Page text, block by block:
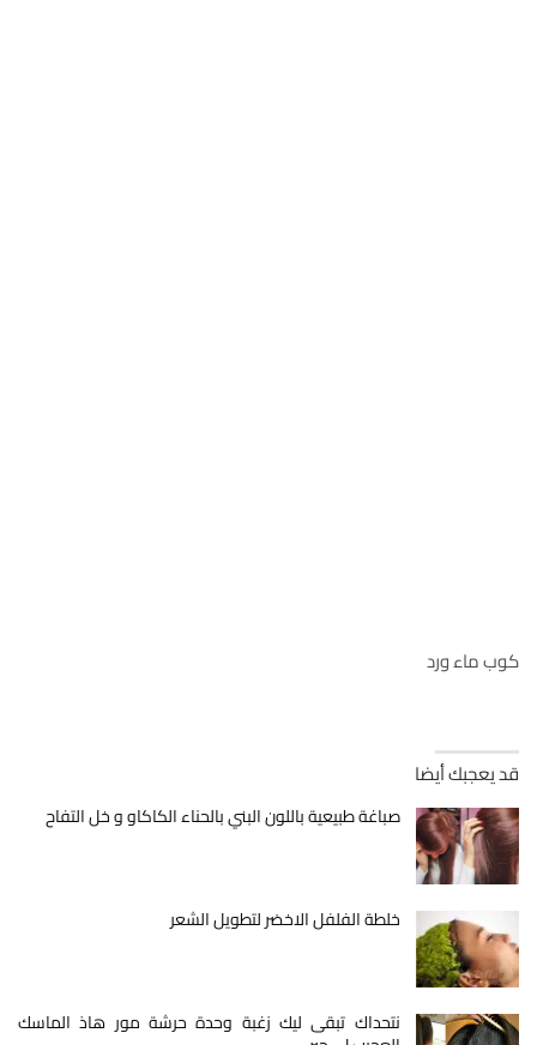
كوب ماء ورد
قد يعجبك أيضا
صباغة طبيعية باللون البني بالحناء الكاكاو و خل التفاح
خلطة الفلفل الاخضر لتطويل الشعر
نتحداك تبقى ليك زغبة وحدة حرشة مور هاذ الماسك